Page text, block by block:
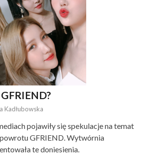
Kadłubowska
pojawiły się spekulacje na temat
GFRIEND. Wytwórnia
te doniesienia.